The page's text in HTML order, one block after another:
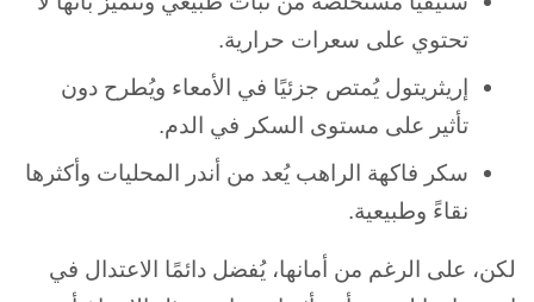
تحتوي على سعرات حرارية.
إريثريتول يُمتص جزئيًا في الأمعاء ويُطرح دون
تأثير على مستوى السكر في الدم.
سكر فاكهة الراهب يُعد من أندر المحليات وأكثرها
نقاءً وطبيعية.
لكن، على الرغم من أمانها، يُفضل دائمًا الاعتدال في